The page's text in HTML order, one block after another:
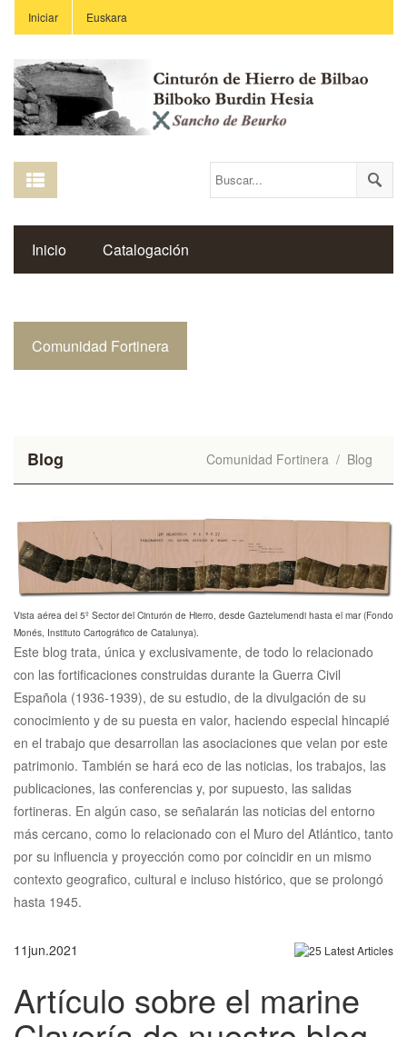
Iniciar Euskara
Inicio Catalogación
Comunidad Fortinera
Blog Comunidad Fortinera / Blog
Vista aérea del 5º Sector del Cinturón de Hierro, desde Gaztelumendi hasta el mar (Fondo
Monés, Instituto Cartográfico de Catalunya).
Este blog trata, única y exclusivamente, de todo lo relacionado
con las fortificaciones construidas durante la Guerra Civil
Española (1936-1939), de su estudio, de la divulgación de su
conocimiento y de su puesta en valor, haciendo especial hincapié
en el trabajo que desarrollan las asociaciones que velan por este
patrimonio. También se hará eco de las noticias, los trabajos, las
publicaciones, las conferencias y, por supuesto, las salidas
fortineras. En algún caso, se señalarán las noticias del entorno
más cercano, como lo relacionado con el Muro del Atlántico, tanto
por su influencia y proyección como por coincidir en un mismo
contexto geografico, cultural e incluso histórico, que se prolongó
hasta 1945.
11jun.2021
Artículo sobre el marine